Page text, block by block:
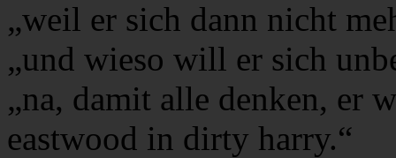
„weil er sich dann nicht
„und wieso will er sich
„na, damit alle denken, er
eastwood in dirty harry.“